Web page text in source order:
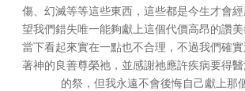
傷、幻滅等等這些東西，這些都是今生才會
望我們錯失唯一能夠獻上這個代價高昂的讚
當下看起來實在一點也不合理，不過我們確
著神的良善尊榮祂，並感謝祂應許疾病要得
的祭，但我永遠不會後悔自己獻上那